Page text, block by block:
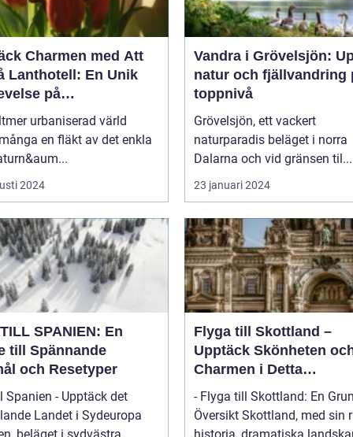
Charmen med Att
Lanthotell: En Unik
på
urbaniserad värld
en fläkt av det enkla
2024
Vandra i Grövelsjön:
natur och fjällvandring
toppnivå
Grövelsjön, ett vackert
naturparadis beläget i norra
Dalarna och vid gränsen til...
23 januari 2024
SPANIEN: En
till Spännande
och Resetyper
Spanien - Upptäck det
Landet i Sydeuropa
Flyga till Skottland –
Upptäck Skönheten
Charmen i Detta
Fascinerande Land
- Flyga till Skottland: En
Översikt Skottland, med sin rika